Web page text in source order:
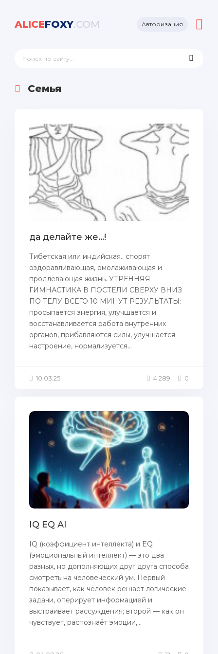
ALICEFOXY.COM Авторизация
Семья
да делайте же...!
Тибетская или индийская.. спорят
оздоравливающая, омолаживающая и
продлевающая жизнь. УТРЕННЯЯ
ГИМНАСТИКА В ПОСТЕЛИ СВЕРХУ ВНИЗ
ПО ТЕЛУ ВСЕГО 10 МИНУТ РЕЗУЛЬТАТЫ:
просыпается энергия, улучшается и
восстанавливается работа внутренних
органов, прибавляются силы, улучшается
настроение, нормализуется...
10.03.25 4 289 0
IQ EQ AI
IQ (коэффициент интеллекта) и EQ
(эмоциональный интеллект) — это два
разных, но дополняющих друг друга способа
смотреть на человеческий ум. Первый
показывает, как человек решает логические
задачи, оперирует информацией и
выстраивает рассуждения; второй — как он
чувствует, распознаёт эмоции,...